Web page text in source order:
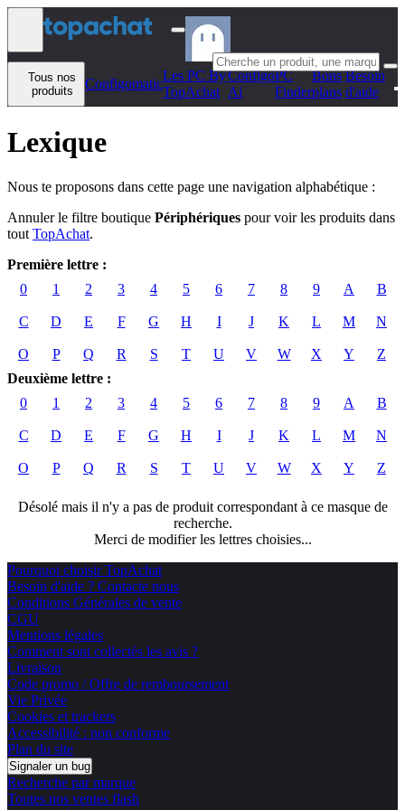
Aller au contenu
Tous nos
produits
Configomatic
Les PC By
TopAchat
Configo
Ai
PC
Finder
Bons
plans
Besoin
d'aide
Lexique
Nous te proposons dans cette page une navigation alphabétique :
Annuler le filtre boutique Périphériques pour voir les produits dans
tout TopAchat.
Première lettre :
0
1 2 3 4 5 6 7 8 9 A B
C D E F G H I J K L M N
O P Q R S T U V W X Y
Z
Deuxième lettre :
0
1 2 3 4 5 6 7 8 9 A B
C D E F G H I J K L M N
O P Q R S T U V W X Y Z
Désolé mais il n'y a pas de produit correspondant à ce masque de
recherche.
Merci de modifier les lettres choisies...
Pourquoi choisir TopAchat
Besoin d'aide ? Contacte nous
Conditions Générales de vente
CGU
Mentions légales
Comment sont collectés les avis ?
Livraison
Code promo / Offre de remboursement
Vie Privée
Cookies et trackers
Accessibilité : non conforme
Plan du site
Signaler un bug
Recherche par marque
Toutes nos ventes flash